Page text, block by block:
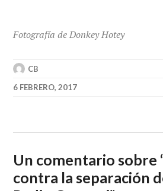
Fotografía de Donkey Hotey
CB
6 FEBRERO, 2017
Un comentario sobre
contra la separación